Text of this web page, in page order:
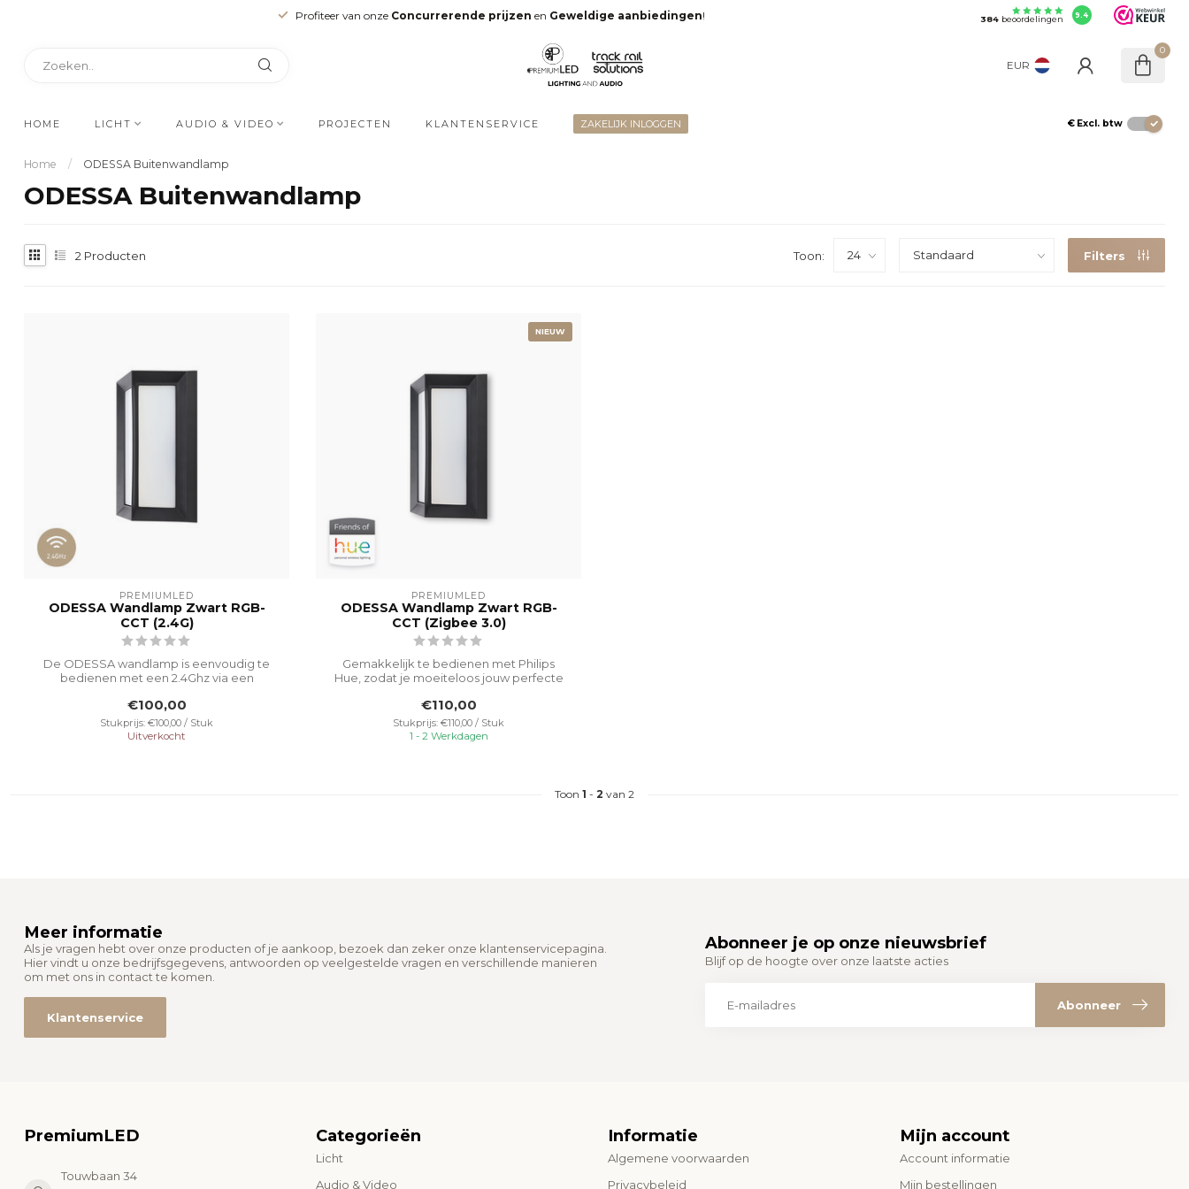
Profiteer van onze Concurrerende prijzen en Geweldige aanbiedingen! 384beoordelingen 9.4
EUR
0
HOME LICHT AUDIO & VIDEO PROJECTEN KLANTENSERVICE ZAKELIJK INLOGGEN € Excl. btw
Home / ODESSA Buitenwandlamp
ODESSA Buitenwandlamp
2 Producten Toon: Filters
PREMIUMLED
ODESSA Wandlamp Zwart RGB-
CCT (2.4G)
De ODESSA wandlamp is eenvoudig te
bedienen met een 2.4Ghz via een
€100,00
Stukprijs: €100,00 / Stuk
Uitverkocht
NIEUW
PREMIUMLED
ODESSA Wandlamp Zwart RGB-
CCT (Zigbee 3.0)
Gemakkelijk te bedienen met Philips
Hue, zodat je moeiteloos jouw perfecte
€110,00
Stukprijs: €110,00 / Stuk
1 - 2 Werkdagen
Toon 1 - 2 van 2
Meer informatie
Als je vragen hebt over onze producten of je aankoop, bezoek dan zeker onze klantenservicepagina.
Hier vindt u onze bedrijfsgegevens, antwoorden op veelgestelde vragen en verschillende manieren
om met ons in contact te komen.
Klantenservice
Abonneer je op onze nieuwsbrief
Blijf op de hoogte over onze laatste acties
Abonneer
PremiumLED
Touwbaan 34
Categorieën
Licht
Audio & Video
Informatie
Algemene voorwaarden
Privacybeleid
Mijn account
Account informatie
Mijn bestellingen